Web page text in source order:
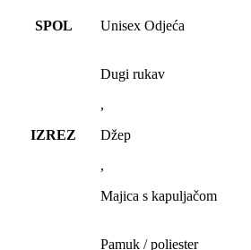
SPOL Unisex Odjeća
IZREZ
Dugi rukav
,
Džep
,
Majica s kapuljačom
Pamuk / poliester